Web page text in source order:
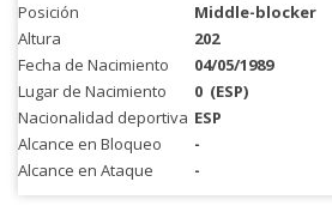
Posición
Middle-blocker
Altura
202
Fecha de Nacimiento
04/05/1989
Lugar de Nacimiento
0 (ESP)
Nacionalidad deportiva ESP
Alcance en Bloqueo
-
Alcance en Ataque
-